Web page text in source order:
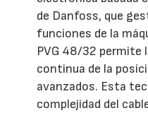
de Danfoss, que
funciones de la
PVG 48/32 permite
continua de la
avanzados. Esta
complejidad del